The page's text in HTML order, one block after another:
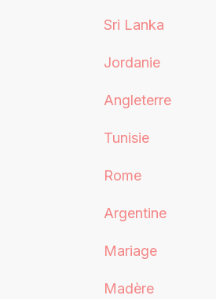
Sri Lanka
Jordanie
Angleterre
Tunisie
Rome
Argentine
Mariage
Madère